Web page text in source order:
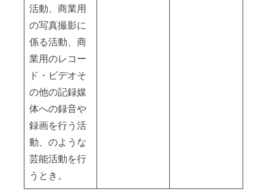
活動、商業用
の写真撮影に
係る活動、商
業用のレコー
ド・ビデオそ
の他の記録媒
体への録音や
録画を行う活
動、のような
芸能活動を行
うとき。